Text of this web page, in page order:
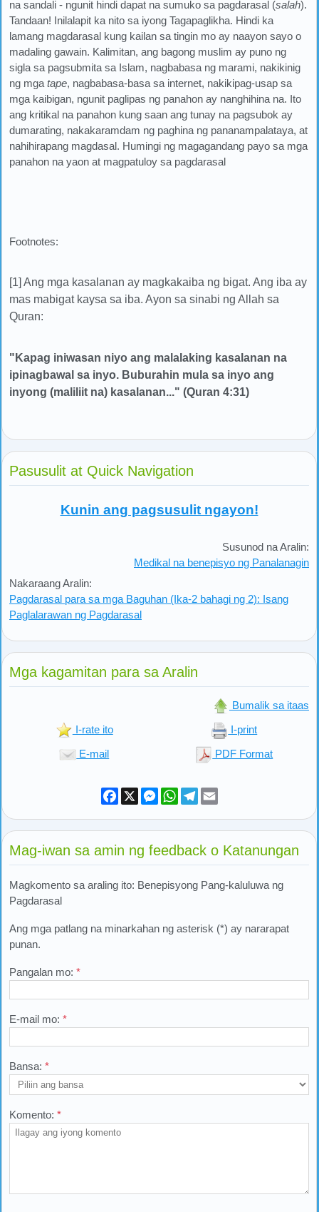
na sandali - ngunit hindi dapat na sumuko sa pagdarasal (salah).
Tandaan! Inilalapit ka nito sa iyong Tagapaglikha. Hindi ka
lamang magdarasal kung kailan sa tingin mo ay naayon sayo o
madaling gawain. Kalimitan, ang bagong muslim ay puno ng
sigla sa pagsubmita sa Islam, nagbabasa ng marami, nakikinig
ng mga tape, nagbabasa-basa sa internet, nakikipag-usap sa
mga kaibigan, ngunit paglipas ng panahon ay nanghihina na. Ito
ang kritikal na panahon kung saan ang tunay na pagsubok ay
dumarating, nakakaramdam ng paghina ng pananampalataya, at
nahihirapang magdasal. Humingi ng magagandang payo sa mga
panahon na yaon at magpatuloy sa pagdarasal
Footnotes:
[1] Ang mga kasalanan ay magkakaiba ng bigat. Ang iba ay
mas mabigat kaysa sa iba. Ayon sa sinabi ng Allah sa
Quran:
"Kapag iniwasan niyo ang malalaking kasalanan na
ipinagbawal sa inyo. Buburahin mula sa inyo ang
inyong (maliliit na) kasalanan..." (Quran 4:31)
Pasusulit at Quick Navigation
Kunin ang pagsusulit ngayon!
Nakaraang Aralin:
Pagdarasal para sa mga Baguhan (Ika-2 bahagi ng 2): Isang
Paglalarawan ng Pagdarasal
Susunod na Aralin:
Medikal na benepisyo ng Panalanagin
Mga kagamitan para sa Aralin
Bumalik sa itaas
I-rate ito I-print
E-mail PDF Format
Facebook
X Messenger
WhatsApp
Telegram
Mag-iwan sa amin ng feedback o Katanungan
Magkomento sa araling ito: Benepisyong Pang-kaluluwa ng
Pagdarasal
Ang mga patlang na minarkahan ng asterisk (*) ay nararapat
punan.
Pangalan mo: *
E-mail mo: *
Bansa: *
Komento: *